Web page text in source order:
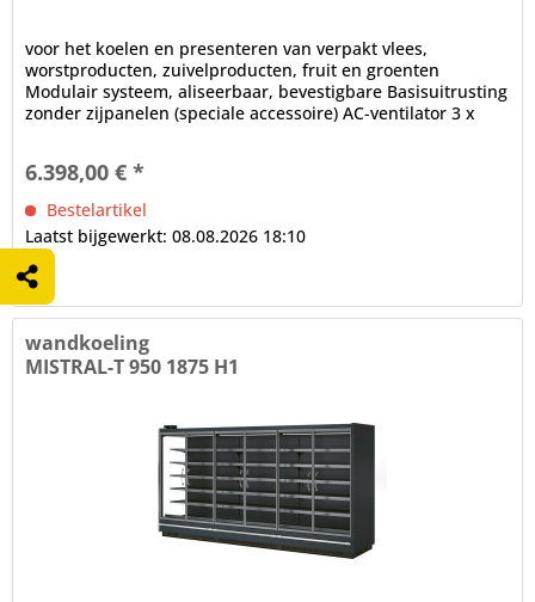
voor het koelen en presenteren van verpakt vlees,
worstproducten, zuivelproducten, fruit en groenten
Modulair systeem, aliseerbaar, bevestigbare Basisuitrusting
zonder zijpanelen (speciale accessoire) AC-ventilator 3 x
6.398,00 € *
Bestelartikel
Laatst bijgewerkt: 08.08.2026 18:10
wandkoeling
MISTRAL-T 950 1875 H1